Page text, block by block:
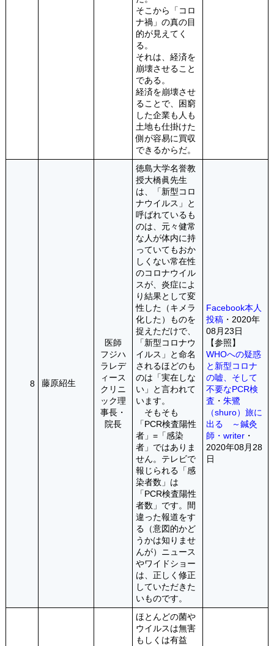
そこから「コロ
ナ禍」の真の目
的が見えてく
る。
それは、経済を
崩壊させること
である。
経済を崩壊させ
ることで、困窮
した企業も人も
土地も仕掛けた
側が容易に買収
できるからだ。
8 藤原紹生
医師
フジハ
ラレデ
ィース
クリニ
ック理
事長・
院長
徳島大学名誉教
授大橋眞先生
は、「新型コロ
ナウイルス」と
呼ばれているも
のは、元々健常
な人が体内に持
っていてもおか
しくない常在性
のコロナウイル
スが、炎症によ
り結果として変
性した（キメラ
化した）ものを
捉えただけで、
「新型コロナウ
イルス」と命名
されるほどのも
のは「実在しな
い」と言われて
います。
そもそも
「PCR検査陽性
者」=「感染
者」ではありま
せん。テレビで
報じられる「感
染者数」は
「PCR検査陽性
者数」です。間
違った報道をす
る（意図的かど
うかは知りませ
んが）ニュース
やワイドショー
は、正しく修正
していただきた
いものです。
Facebook本人
投稿・2020年
08月23日
【参照】
WHOへの疑惑
と新型コロナ
の嘘、そして
不要なPCR検
査 ・ 朱鷺
（shuro）旅に
出る ～鍼灸
師・writer・
2020年08月28
日
ほとんどの菌や
ウイルスは無害
もしくは有益